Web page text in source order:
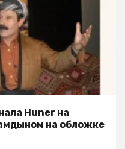
Huner на
на обложке